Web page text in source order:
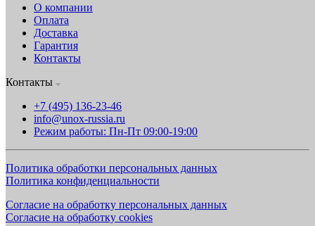
О компании
Оплата
Доставка
Гарантия
Контакты
Контакты
+7 (495) 136-23-46
info@unox-russia.ru
Режим работы: Пн-Пт 09:00-19:00
Политика обработки персональных данных
Политика конфиденциальности
Согласие на обработку персональных данных
Согласие на обработку cookies